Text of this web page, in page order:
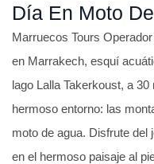
Día En Moto
Marruecos Tours
en Marrakech, esquí
lago Lalla Takerkoust, a
hermoso entorno: las
moto de agua. Disfrute
en el hermoso paisaje al